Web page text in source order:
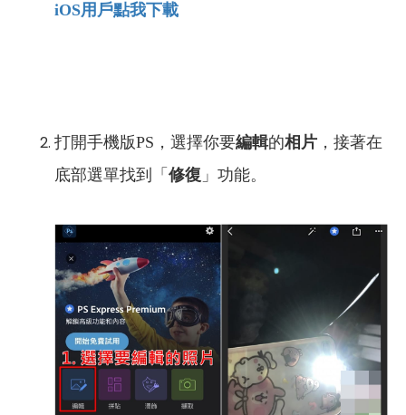
iOS用戶點我下載
打開手機版PS，選擇你要編輯的相片 ，接著在
底部選單找到「 修復 」功能。